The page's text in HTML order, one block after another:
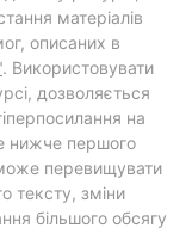
матеріалів
описаних в
. Використовувати
дозволяється
на
нижче першого
перевищувати
тексту, зміни
більшого обсягу